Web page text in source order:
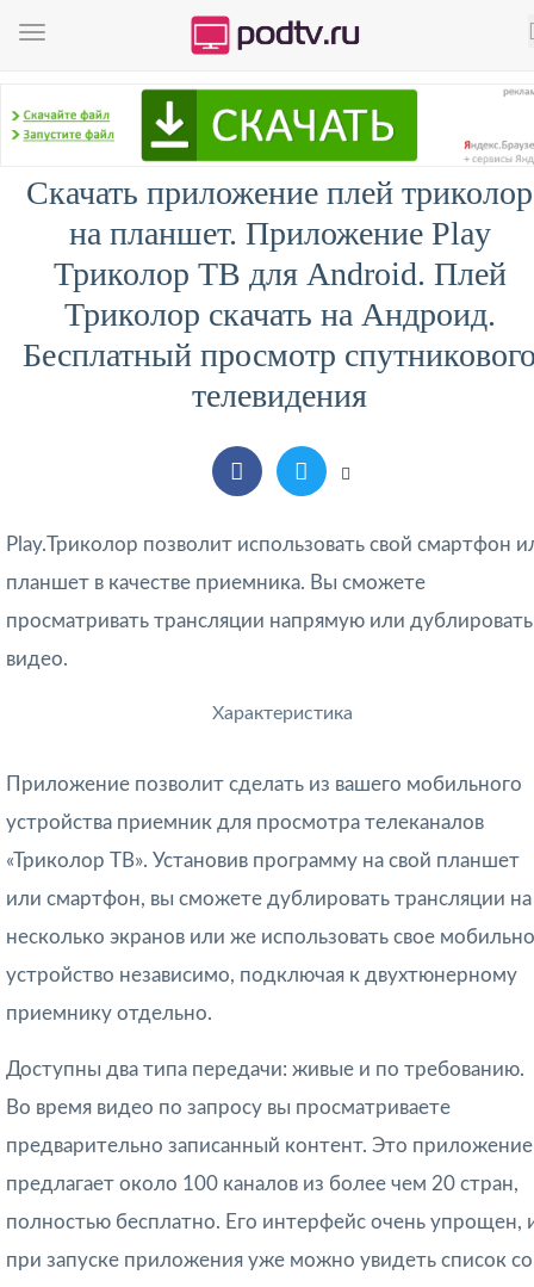
Скачать приложение плей триколор
на планшет. Приложение Play
Триколор ТВ для Android. Плей
Триколор скачать на Андроид.
Бесплатный просмотр
телевидения
Play.Триколор позволит использовать свой смартфон
планшет в качестве приемника. Вы сможете
просматривать трансляции напрямую или дублировать
видео.
Характеристика
Приложение позволит сделать из вашего мобильного
устройства приемник для просмотра телеканалов
«Триколор ТВ». Установив программу на свой планшет
или смартфон, вы сможете дублировать трансляции на
несколько экранов или же использовать свое
устройство независимо, подключая к двухтюнерному
приемнику отдельно.
Доступны два типа передачи: живые и по требованию.
Во время видео по запросу вы просматриваете
предварительно записанный контент. Это приложение
предлагает около 100 каналов из более чем 20 стран,
полностью бесплатно. Его интерфейс очень упрощен,
при запуске приложения уже можно увидеть список со